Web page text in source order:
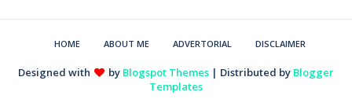
HOME ABOUT ME ADVERTORIAL DISCLAIMER
Designed with by Blogspot Themes | Distributed by Blogger
Templates